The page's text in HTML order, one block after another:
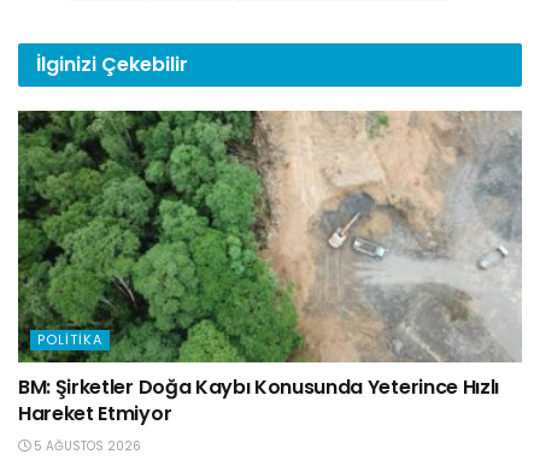
İlginizi Çekebilir
POLITIKA
BM: Şirketler Doğa Kaybı Konusunda Yeterince Hızlı
Hareket Etmiyor
5 AĞUSTOS 2026